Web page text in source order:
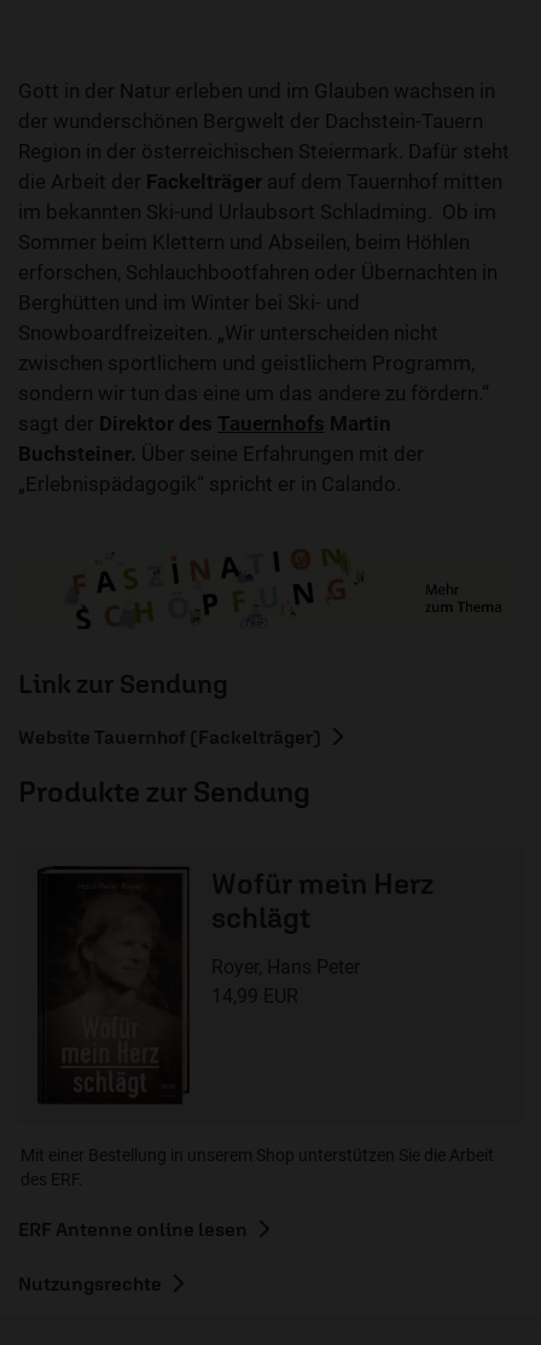
Gott in der Natur erleben und im Glauben wachsen in
der wunderschönen Bergwelt der Dachstein-Tauern
Region in der österreichischen Steiermark. Dafür steht
die Arbeit der Fackelträger auf dem Tauernhof mitten
im bekannten Ski-und Urlaubsort Schladming. Ob im
Sommer beim Klettern und Abseilen, beim Höhlen
erforschen, Schlauchbootfahren oder Übernachten in
Berghütten und im Winter bei Ski- und
Snowboardfreizeiten. „Wir unterscheiden nicht
zwischen sportlichem und geistlichem Programm,
sondern wir tun das eine um das andere zu fördern.“
sagt der Direktor des Tauernhofs Martin
Buchsteiner. Über seine Erfahrungen mit der
„Erlebnispädagogik“ spricht er in Calando.
Link zur Sendung
Website Tauernhof (Fackelträger)
Produkte zur Sendung
Wofür mein Herz
schlägt
Royer, Hans Peter
14,99 EUR
Mit einer Bestellung in unserem Shop unterstützen Sie die Arbeit
des ERF.
ERF Antenne online lesen
Nutzungsrechte